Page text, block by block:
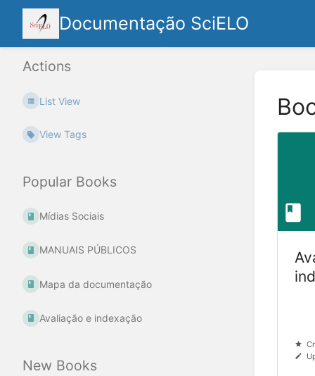
Documentação SciELO
Actions
List View
View Tags
Popular Books
Mídias Sociais
MANUAIS PÚBLICOS
Mapa da documentação
Avaliação e indexação
New Books